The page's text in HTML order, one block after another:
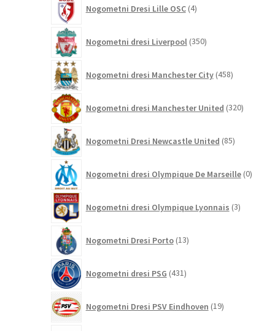
Nogometni Dresi Lille OSC 4izdelki
Nogometni dresi Liverpool 350izdelkov
Nogometni dresi Manchester City 458izdelkov
Nogometni dresi Manchester United 320izdelkov
Nogometni Dresi Newcastle United 85izdelkov
Nogometni dresi Olympique De Marseille 0
Nogometni dresi Olympique Lyonnais 3izdelki
Nogometni Dresi Porto 13izdelkov
Nogometni dresi PSG 431izdelkov
Nogometni Dresi PSV Eindhoven 19izdelkov